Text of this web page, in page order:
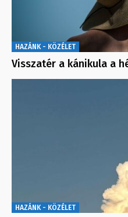
HAZÁNK - KÖZÉLET
Visszatér a kánikula a
HAZÁNK - KÖZÉLET